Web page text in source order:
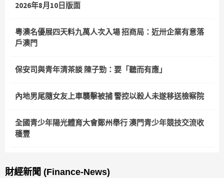
2026年8月10日版面
粵澳名優展四天料九萬人次入場 招商局：近卅企業有意落
戶澳門
保安司與青年清茶談 陳子勁：要「聽而有應」
內地男尾隨女友上車襲擊被捕 警控以殺人未遂移送檢察院
全國青少年陽光體育大會鄭州舉行 澳門青少年競技交流收
穫豐
財經新聞 (Finance-News)